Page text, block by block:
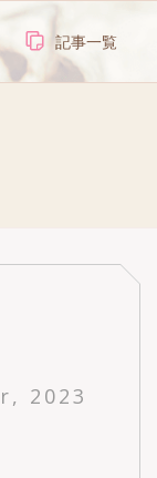
記事一覧
2023